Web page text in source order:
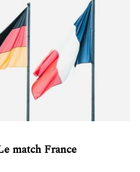
match France